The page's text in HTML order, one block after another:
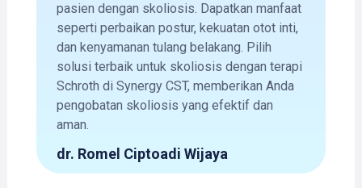
pasien dengan skoliosis. Dapatkan manfaat
seperti perbaikan postur, kekuatan otot inti,
dan kenyamanan tulang belakang. Pilih
solusi terbaik untuk skoliosis dengan terapi
Schroth di Synergy CST, memberikan Anda
pengobatan skoliosis yang efektif dan
aman.
dr. Romel Ciptoadi Wijaya